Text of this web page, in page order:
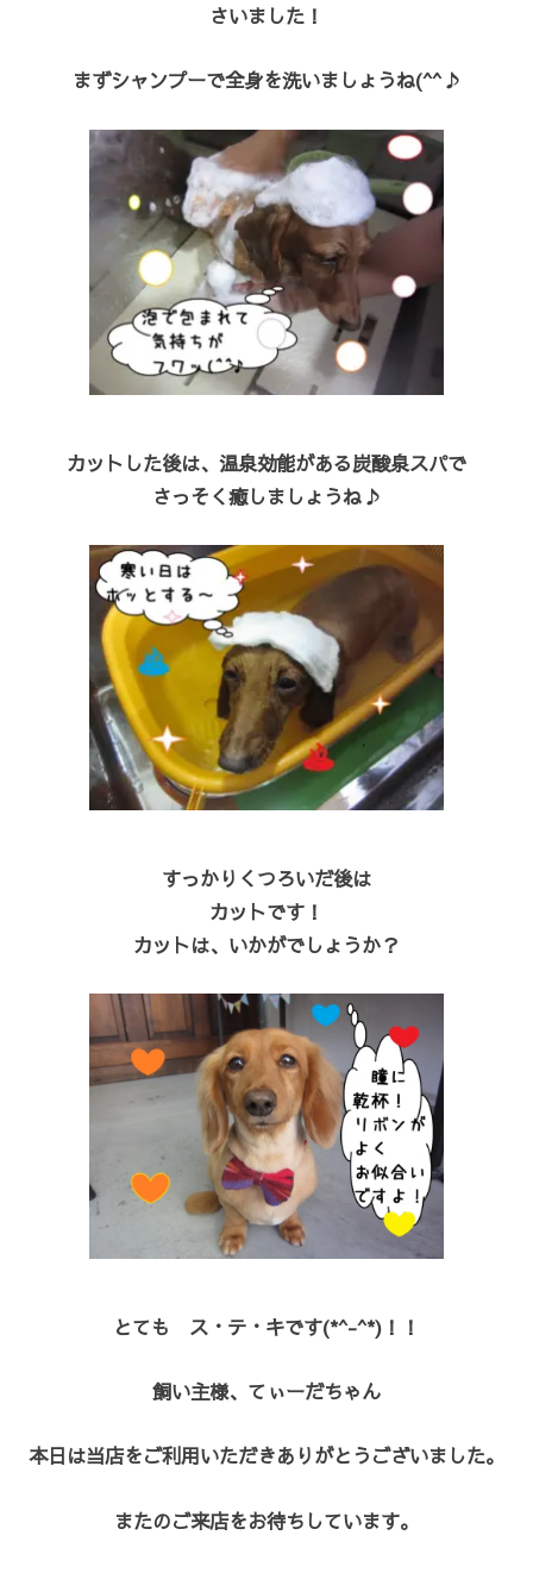
さいました！
まずシャンプーで全身を洗いましょうね(^^♪
カットした後は、温泉効能がある炭酸泉スパで
さっそく癒しましょうね♪
すっかりくつろいだ後は
カットです！
カットは、いかがでしょうか？
とても ス・テ・キです(*^-^*)！！
飼い主様、てぃーだちゃん
本日は当店をご利用いただきありがとうございました。
またのご来店をお待ちしています。